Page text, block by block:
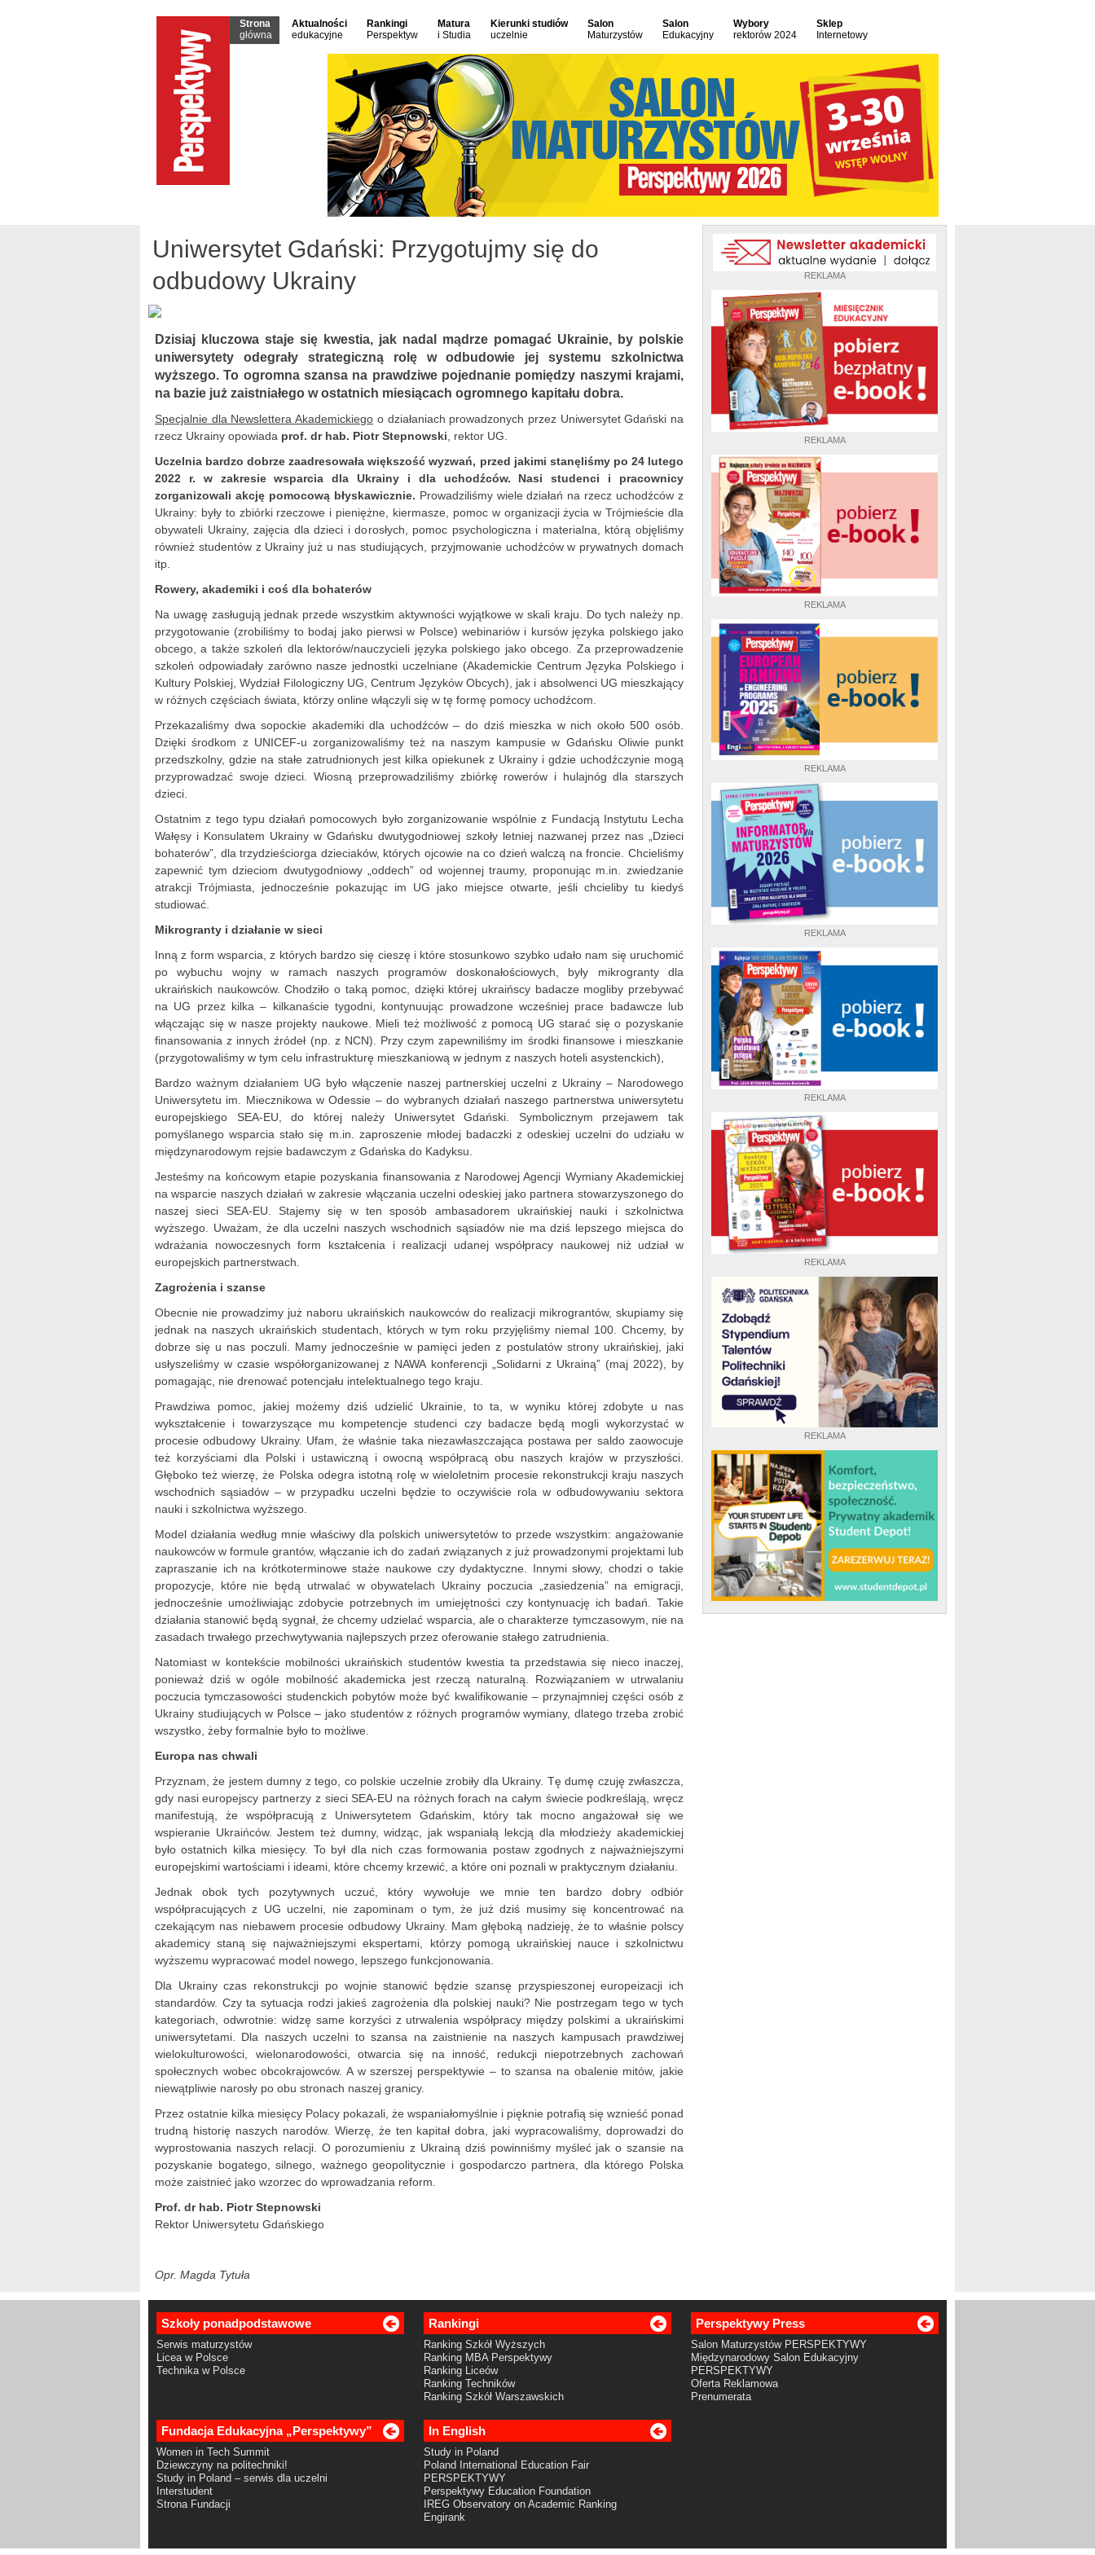
Strona
główna
Aktualności
edukacyjne
Rankingi
Perspektyw
Matura
i Studia
Kierunki studiów
uczelnie
Salon
Maturzystów
Salon
Edukacyjny
Wybory
rektorów 2024
Sklep
Internetowy
REKLAMA
REKLAMA
REKLAMA
REKLAMA
REKLAMA
REKLAMA
REKLAMA
REKLAMA
Uniwersytet Gdański: Przygotujmy się do
odbudowy Ukrainy
Dzisiaj kluczowa staje się kwestia, jak nadal mądrze pomagać Ukrainie, by polskie
uniwersytety odegrały strategiczną rolę w odbudowie jej systemu szkolnictwa
wyższego. To ogromna szansa na prawdziwe pojednanie pomiędzy naszymi krajami,
na bazie już zaistniałego w ostatnich miesiącach ogromnego kapitału dobra.
Specjalnie dla Newslettera Akademickiego o działaniach prowadzonych przez Uniwersytet Gdański na
rzecz Ukrainy opowiada prof. dr hab. Piotr Stepnowski
rektor UG.
Uczelnia bardzo dobrze zaadresowała większość wyzwań, przed jakimi stanęliśmy po 24 lutego
2022 r. w zakresie wsparcia dla Ukrainy i dla uchodźców. Nasi studenci i pracownicy
zorganizowali akcję pomocową błyskawicznie. Prowadziliśmy wiele działań na rzecz uchodźców z
Ukrainy: były to zbiórki rzeczowe i pieniężne, kiermasze, pomoc w organizacji życia w Trójmieście dla
obywateli Ukrainy, zajęcia dla dzieci i dorosłych, pomoc psychologiczna i materialna, którą objęliśmy
również studentów z Ukrainy już u nas studiujących, przyjmowanie uchodźców w prywatnych domach
itp.
Rowery, akademiki i coś dla bohaterów
Na uwagę zasługują jednak przede wszystkim aktywności wyjątkowe w skali kraju. Do tych należy np.
przygotowanie (zrobiliśmy to bodaj jako pierwsi w Polsce) webinariów i kursów języka polskiego jako
obcego, a także szkoleń dla lektorów/nauczycieli języka polskiego jako obcego. Za przeprowadzenie
szkoleń odpowiadały zarówno nasze jednostki uczelniane (Akademickie Centrum Języka Polskiego i
Kultury Polskiej, Wydział Filologiczny UG, Centrum Języków Obcych), jak i absolwenci UG mieszkający
w różnych częściach świata, którzy online włączyli się w tę formę pomocy uchodźcom.
Przekazaliśmy dwa sopockie akademiki dla uchodźców – do dziś mieszka w nich około 500 osób.
Dzięki środkom z UNICEF-u zorganizowaliśmy też na naszym kampusie w Gdańsku Oliwie punkt
przedszkolny, gdzie na stałe zatrudnionych jest kilka opiekunek z Ukrainy i gdzie uchodźczynie mogą
przyprowadzać swoje dzieci. Wiosną przeprowadziliśmy zbiórkę rowerów i hulajnóg dla starszych
dzieci.
Ostatnim z tego typu działań pomocowych było zorganizowanie wspólnie z Fundacją Instytutu Lecha
Wałęsy i Konsulatem Ukrainy w Gdańsku dwutygodniowej szkoły letniej nazwanej przez nas „Dzieci
bohaterów”, dla trzydzieściorga dzieciaków, których ojcowie na co dzień walczą na froncie. Chcieliśmy
zapewnić tym dzieciom dwutygodniowy „oddech” od wojennej traumy, proponując m.in. zwiedzanie
atrakcji Trójmiasta, jednocześnie pokazując im UG jako miejsce otwarte, jeśli chcieliby tu kiedyś
studiować.
Mikrogranty i działanie w sieci
Inną z form wsparcia, z których bardzo się cieszę i które stosunkowo szybko udało nam się uruchomić
po wybuchu wojny w ramach naszych programów doskonałościowych, były mikrogranty dla
ukraińskich naukowców. Chodziło o taką pomoc, dzięki której ukraińscy badacze mogliby przebywać
na UG przez kilka – kilkanaście tygodni, kontynuując prowadzone wcześniej prace badawcze lub
włączając się w nasze projekty naukowe. Mieli też możliwość z pomocą UG starać się o pozyskanie
finansowania z innych źródeł (np. z NCN). Przy czym zapewniliśmy im środki finansowe i mieszkanie
(przygotowaliśmy w tym celu infrastrukturę mieszkaniową w jednym z naszych hoteli asystenckich),
Bardzo ważnym działaniem UG było włączenie naszej partnerskiej uczelni z Ukrainy – Narodowego
Uniwersytetu im. Miecznikowa w Odessie – do wybranych działań naszego partnerstwa uniwersytetu
europejskiego SEA-EU, do której należy Uniwersytet Gdański. Symbolicznym przejawem tak
pomyślanego wsparcia stało się m.in. zaproszenie młodej badaczki z odeskiej uczelni do udziału w
międzynarodowym rejsie badawczym z Gdańska do Kadyksu.
Jesteśmy na końcowym etapie pozyskania finansowania z Narodowej Agencji Wymiany Akademickiej
na wsparcie naszych działań w zakresie włączania uczelni odeskiej jako partnera stowarzyszonego do
naszej sieci SEA-EU. Stajemy się w ten sposób ambasadorem ukraińskiej nauki i szkolnictwa
wyższego. Uważam, że dla uczelni naszych wschodnich sąsiadów nie ma dziś lepszego miejsca do
wdrażania nowoczesnych form kształcenia i realizacji udanej współpracy naukowej niż udział w
europejskich partnerstwach.
Zagrożenia i szanse
Obecnie nie prowadzimy już naboru ukraińskich naukowców do realizacji mikrograntów, skupiamy się
jednak na naszych ukraińskich studentach, których w tym roku przyjęliśmy niemal 100. Chcemy, by
dobrze się u nas poczuli. Mamy jednocześnie w pamięci jeden z postulatów strony ukraińskiej, jaki
usłyszeliśmy w czasie współorganizowanej z NAWA konferencji „Solidarni z Ukrainą” (maj 2022), by
pomagając, nie drenować potencjału intelektualnego tego kraju.
Prawdziwa pomoc, jakiej możemy dziś udzielić Ukrainie, to ta, w wyniku której zdobyte u nas
wykształcenie i towarzyszące mu kompetencje studenci czy badacze będą mogli wykorzystać w
procesie odbudowy Ukrainy. Ufam, że właśnie taka niezawłaszczająca postawa per saldo zaowocuje
też korzyściami dla Polski i ustawiczną i owocną współpracą obu naszych krajów w przyszłości.
Głęboko też wierzę, że Polska odegra istotną rolę w wieloletnim procesie rekonstrukcji kraju naszych
wschodnich sąsiadów – w przypadku uczelni będzie to oczywiście rola w odbudowywaniu sektora
nauki i szkolnictwa wyższego.
Model działania według mnie właściwy dla polskich uniwersytetów to przede wszystkim: angażowanie
naukowców w formule grantów, włączanie ich do zadań związanych z już prowadzonymi projektami lub
zapraszanie ich na krótkoterminowe staże naukowe czy dydaktyczne. Innymi słowy, chodzi o takie
propozycje, które nie będą utrwalać w obywatelach Ukrainy poczucia „zasiedzenia” na emigracji,
jednocześnie umożliwiając zdobycie potrzebnych im umiejętności czy kontynuację ich badań. Takie
działania stanowić będą sygnał, że chcemy udzielać wsparcia, ale o charakterze tymczasowym, nie na
zasadach trwałego przechwytywania najlepszych przez oferowanie stałego zatrudnienia.
Natomiast w kontekście mobilności ukraińskich studentów kwestia ta przedstawia się nieco inaczej,
ponieważ dziś w ogóle mobilność akademicka jest rzeczą naturalną. Rozwiązaniem w utrwalaniu
poczucia tymczasowości studenckich pobytów może być kwalifikowanie – przynajmniej części osób z
Ukrainy studiujących w Polsce – jako studentów z różnych programów wymiany, dlatego trzeba zrobić
wszystko, żeby formalnie było to możliwe.
Europa nas chwali
Przyznam, że jestem dumny z tego, co polskie uczelnie zrobiły dla Ukrainy. Tę dumę czuję zwłaszcza,
gdy nasi europejscy partnerzy z sieci SEA-EU na różnych forach na całym świecie podkreślają, wręcz
manifestują, że współpracują z Uniwersytetem Gdańskim, który tak mocno angażował się we
wspieranie Ukraińców. Jestem też dumny, widząc, jak wspaniałą lekcją dla młodzieży akademickiej
było ostatnich kilka miesięcy. To był dla nich czas formowania postaw zgodnych z najważniejszymi
europejskimi wartościami i ideami, które chcemy krzewić, a które oni poznali w praktycznym działaniu.
Jednak obok tych pozytywnych uczuć, który wywołuje we mnie ten bardzo dobry odbiór
współpracujących z UG uczelni, nie zapominam o tym, że już dziś musimy się koncentrować na
czekającym nas niebawem procesie odbudowy Ukrainy. Mam głęboką nadzieję, że to właśnie polscy
akademicy staną się najważniejszymi ekspertami, którzy pomogą ukraińskiej nauce i szkolnictwu
wyższemu wypracować model nowego, lepszego funkcjonowania.
Dla Ukrainy czas rekonstrukcji po wojnie stanowić będzie szansę przyspieszonej europeizacji ich
standardów. Czy ta sytuacja rodzi jakieś zagrożenia dla polskiej nauki? Nie postrzegam tego w tych
kategoriach, odwrotnie: widzę same korzyści z utrwalenia współpracy między polskimi a ukraińskimi
uniwersytetami. Dla naszych uczelni to szansa na zaistnienie na naszych kampusach prawdziwej
wielokulturowości, wielonarodowości, otwarcia się na inność, redukcji niepotrzebnych zachowań
społecznych wobec obcokrajowców. A w szerszej perspektywie – to szansa na obalenie mitów, jakie
niewątpliwie narosły po obu stronach naszej granicy.
Przez ostatnie kilka miesięcy Polacy pokazali, że wspaniałomyślnie i pięknie potrafią się wznieść ponad
trudną historię naszych narodów. Wierzę, że ten kapitał dobra, jaki wypracowaliśmy, doprowadzi do
wyprostowania naszych relacji. O porozumieniu z Ukrainą dziś powinniśmy myśleć jak o szansie na
pozyskanie bogatego, silnego, ważnego geopolitycznie i gospodarczo partnera, dla którego Polska
może zaistnieć jako wzorzec do wprowadzania reform.
Prof. dr hab. Piotr Stepnowski
Rektor Uniwersytetu Gdańskiego
Opr. Magda Tytuła
Szkoły ponadpodstawowe
Serwis maturzystów
Licea w Polsce
Technika w Polsce
Rankingi
Ranking Szkół Wyższych
Ranking MBA Perspektywy
Ranking Liceów
Ranking Techników
Ranking Szkół Warszawskich
Perspektywy Press
Salon Maturzystów PERSPEKTYWY
Międzynarodowy Salon Edukacyjny
PERSPEKTYWY
Oferta Reklamowa
Prenumerata
Fundacja Edukacyjna „Perspektywy”
Women in Tech Summit
Dziewczyny na politechniki!
Study in Poland – serwis dla uczelni
Interstudent
Strona Fundacji
In English
Study in Poland
Poland International Education Fair
PERSPEKTYWY
Perspektywy Education Foundation
IREG Observatory on Academic Ranking
Engirank